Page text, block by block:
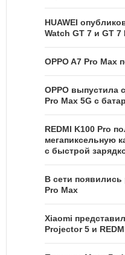
HUAWEI
Watch GT 7 и GT 7
OPPO A7 Pro Max
OPPO выпустила
Pro Max 5G с
REDMI K100 Pro
мегапиксельную
с быстрой
В сети появились
Pro Max
Xiaomi
Projector 5 и